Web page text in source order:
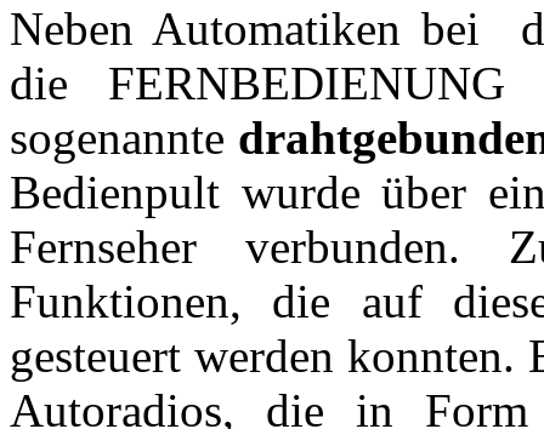
Neben Automatiken bei
die FERNBEDIENUNG
sogenannte
Bedienpult wurde über
Fernseher
Funktionen, die auf
gesteuert werden konnten.
Autoradios, die in